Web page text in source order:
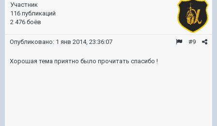
Участник
116 публикаций
2 476 боёв
#9
Опубликовано: 1 янв 2014, 23:36:07
Хорошая тема приятно было прочитать спасибо !